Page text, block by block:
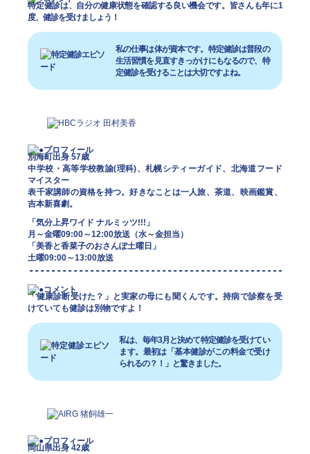
特定健診は、自分の健康状態を確認する良い機会です。皆さんも年に1
度、健診を受けましょう！
私の仕事は体が資本です。特定健診は普段の
生活習慣を見直すきっかけにもなるので、特
定健診を受けることは大切ですよね。
別海町出身 57歳
中学校・高等学校教諭(理科)、札幌シティーガイド、北海道フード
マイスター
表千家講師の資格を持つ。好きなことは一人旅、茶道、映画鑑賞、
吉本新喜劇。
「気分上昇ワイド ナルミッツ!!!」
月～金曜09:00～12:00放送（水～金担当）
「美香と香菜子のおさんぽ土曜日」
土曜09:00～13:00放送
「健康診断受けた？」と実家の母にも聞くんです。持病で診察を受
けていても健診は別物ですよ！
私は、毎年3月と決めて特定健診を受けてい
ます。最初は「基本健診がこの料金で受け
られるの？！」と驚きました。
岡山県出身 42歳